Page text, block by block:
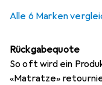
Alle 6 Marken
Rückgabequote
So oft wird ein
«Matratze»